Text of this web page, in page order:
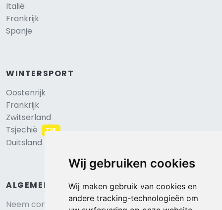
Wij gebruiken cookies
Wij maken gebruik van cookies en
andere tracking-technologieën om
Italië
Frankrijk
Spanje
WINTERSPORT
Oostenrijk
Frankrijk
Zwitserland
Tsjechië
TIP
Duitsland
ALGEMEEN
Neem contact op